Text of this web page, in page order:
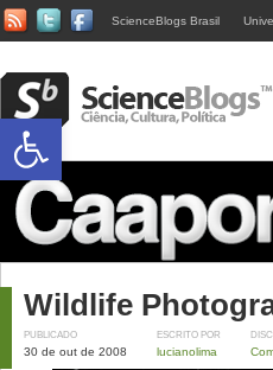
ScienceBlogs Brasil
Wildlife
PUBLICADO
30 de out de 2008
ESCRITO POR
lucianolima
Abrir a barra